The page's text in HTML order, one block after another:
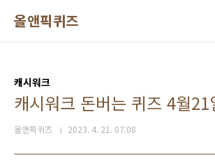
올앤픽퀴즈
캐시워크
캐시워크 돈버는 퀴즈 4월
올앤픽퀴즈 2023. 4. 21. 07:08